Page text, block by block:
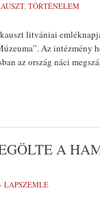
, TÖRTÉNELEM
litvániai
Az intézmény
az ország náci
A
LAPSZEMLE